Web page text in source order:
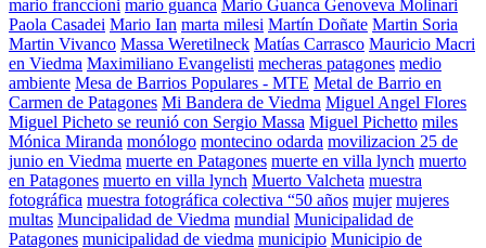
mario franccioni mario guanca Mario Guanca Genoveva Molinari
Paola Casadei Mario Ian marta milesi Martín Doñate Martin Soria
Martin Vivanco Massa Weretilneck Matías Carrasco Mauricio Macri
en Viedma Maximiliano Evangelisti mecheras patagones medio
ambiente Mesa de Barrios Populares - MTE Metal de Barrio en
Carmen de Patagones Mi Bandera de Viedma Miguel Angel Flores
Miguel Picheto se reunió con Sergio Massa Miguel Pichetto miles
Mónica Miranda monólogo montecino odarda movilizacion 25 de
junio en Viedma muerte en Patagones muerte en villa lynch muerto
en Patagones muerto en villa lynch Muerto Valcheta muestra
fotográfica muestra fotográfica colectiva “50 años mujer mujeres
multas Muncipalidad de Viedma mundial Municipalidad de
Patagones municipalidad de viedma municipio Municipio de